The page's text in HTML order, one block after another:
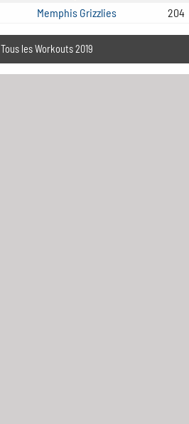
Memphis Grizzlies 204
Tous les Workouts 2019